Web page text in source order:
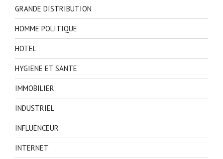
GRANDE DISTRIBUTION
HOMME POLITIQUE
HOTEL
HYGIENE ET SANTE
IMMOBILIER
INDUSTRIEL
INFLUENCEUR
INTERNET